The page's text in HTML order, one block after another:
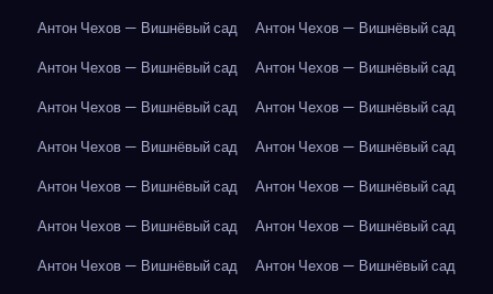
Антон Чехов — Вишнёвый сад
Антон Чехов — Вишнёвый сад
Антон Чехов — Вишнёвый сад
Антон Чехов — Вишнёвый сад
Антон Чехов — Вишнёвый сад
Антон Чехов — Вишнёвый сад
Антон Чехов — Вишнёвый сад
Антон Чехов — Вишнёвый сад
Антон Чехов — Вишнёвый сад
Антон Чехов — Вишнёвый сад
Антон Чехов — Вишнёвый сад
Антон Чехов — Вишнёвый сад
Антон Чехов — Вишнёвый сад
Антон Чехов — Вишнёвый сад